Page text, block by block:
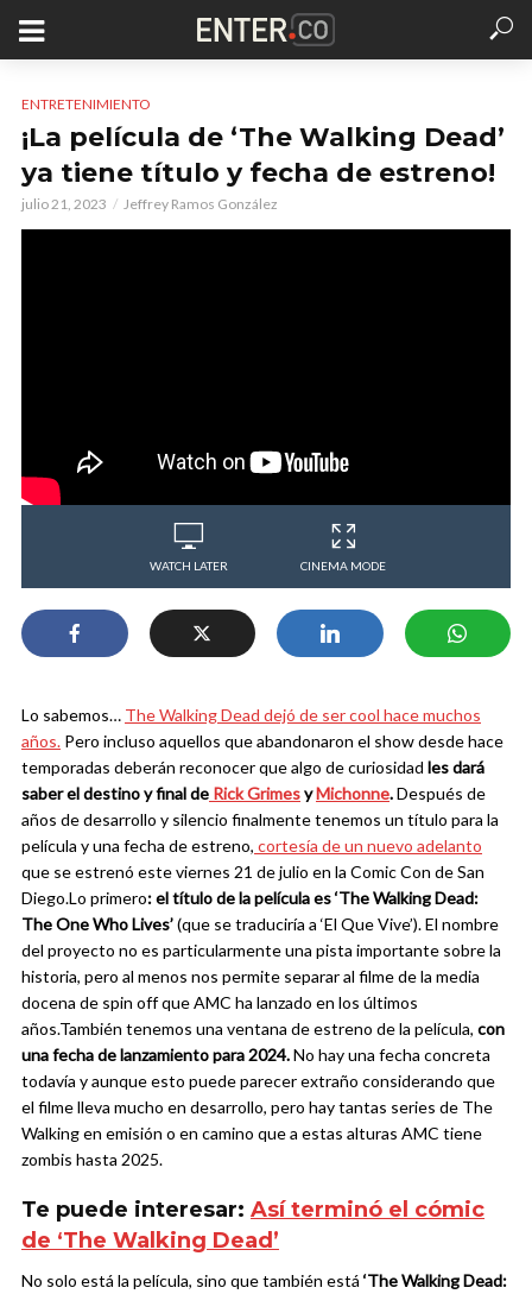
ENTRETENIMIENTO
¡La película de ‘The Walking Dead’
ya tiene título y fecha de estreno!
julio 21, 2023 Jeffrey Ramos González
WATCH LATER CINEMA MODE
Lo sabemos… The Walking Dead dejó de ser cool hace muchos
años. Pero incluso aquellos que abandonaron el show desde hace
temporadas deberán reconocer que algo de curiosidad les dará
saber el destino y final de Rick GrimesyMichonne.Después de
años de desarrollo y silencio finalmente tenemos un título para la
película y una fecha de estreno, cortesía de un nuevo adelanto
que se estrenó este viernes 21 de julio en la Comic Con de San
Diego.Lo primero: el título de la película es ‘The Walking Dead:
The One Who Lives’(que se traduciría a ‘El Que Vive’). El nombre
del proyecto no es particularmente una pista importante sobre la
historia, pero al menos nos permite separar al filme de la media
docena de spin off que AMC ha lanzado en los últimos
años.También tenemos una ventana de estreno de la película, con
una fecha de lanzamiento para 2024.No hay una fecha concreta
todavía y aunque esto puede parecer extraño considerando que
el filme lleva mucho en desarrollo, pero hay tantas series de The
Walking en emisión o en camino que a estas alturas AMC tiene
zombis hasta 2025.
Te puede interesar: Así terminó el cómic
de ‘The Walking Dead’
No solo está la película, sino que también está ‘The Walking Dead: